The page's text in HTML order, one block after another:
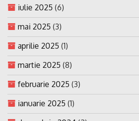
iulie 2025 (6)
mai 2025 (3)
aprilie 2025 (1)
martie 2025 (8)
februarie 2025 (3)
ianuarie 2025 (1)